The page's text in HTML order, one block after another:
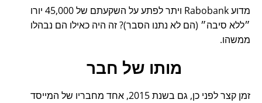
מדוע Rabobank ויתר לפתע על השקעתם של 45,000 יורו
ללא סיבה
(הם לא נתנו הסבר)? זה היה כאילו הם נבהלו
ממשהו.
מותו של חבר
זמן קצר לפני כן, גם בשנת 2015, אחד מחבריו של המייסד